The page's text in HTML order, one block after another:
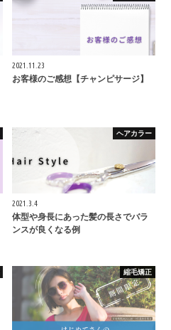
2021.11.23
お客様のご感想【チャンピサージ】
ヘアカラー
2021.3.4
体型や身長にあった髪の長さでバラ
ンスが良くなる例
縮毛矯正